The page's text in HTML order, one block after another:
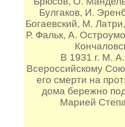
Булгаков, И.
Богаевский, М.
Р. Фальк, А.
В 1931 г. М.
Всероссийскому
его смерти на
дома бережно
Марией